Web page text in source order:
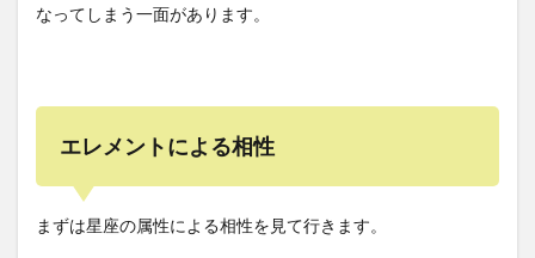
なってしまう一面があります。
エレメントによる相性
まずは星座の属性による相性を見て行きます。